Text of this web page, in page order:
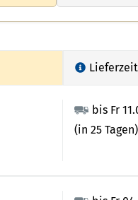
Lieferzeit
bis Fr
(in 25 Tagen)